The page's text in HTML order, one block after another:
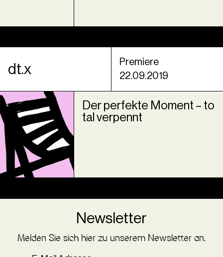
dt.x
Premiere
22.09.2019
Der perfekte Moment – to
tal verpennt
Newsletter
Melden Sie sich hier zu unserem Newsletter an.